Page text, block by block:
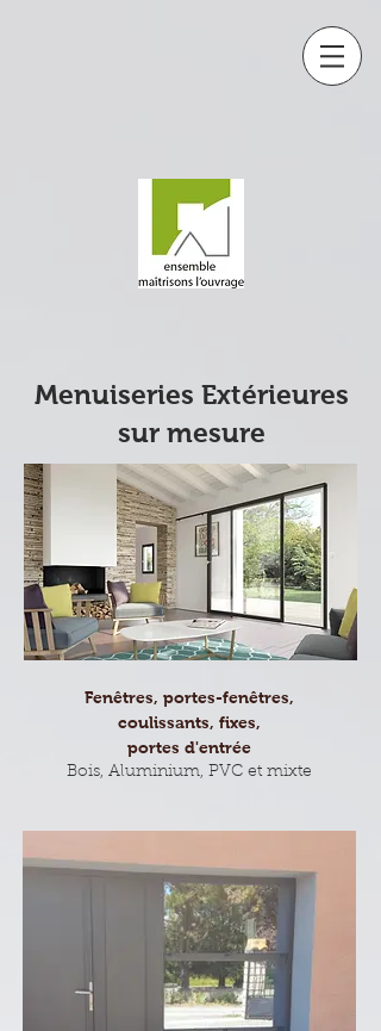
Menuiseries Extérieures
sur mesure
Fenêtres, portes-fenêtres,
coulissants, fixes,
portes d'entrée
Bois, Aluminium, PVC et mixte